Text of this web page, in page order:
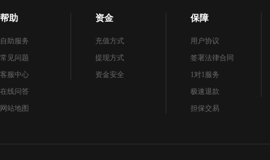
帮助
自助服务
常见问题
客服中心
在线问答
网站地图
资金
充值方式
提现方式
资金安全
保障
用户协议
签署法律合同
1对1服务
极速退款
担保交易